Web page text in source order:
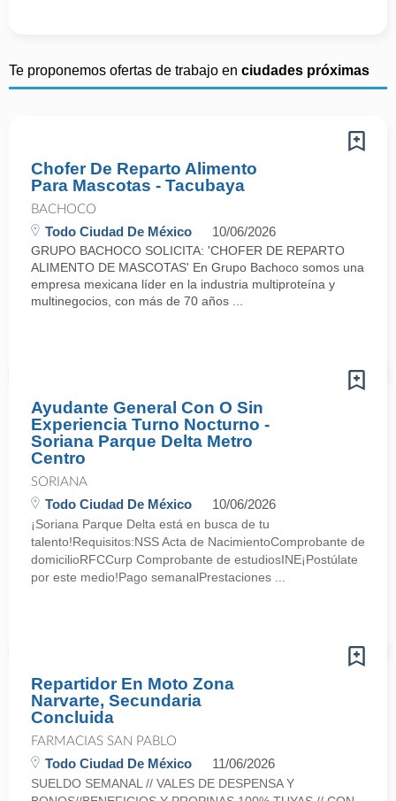
Te proponemos ofertas de trabajo en ciudades próximas
Chofer De Reparto Alimento
Para Mascotas - Tacubaya
BACHOCO
Todo Ciudad De México 10/06/2026
GRUPO BACHOCO SOLICITA: 'CHOFER DE REPARTO
ALIMENTO DE MASCOTAS' En Grupo Bachoco somos una
empresa mexicana líder en la industria multiproteína y
multinegocios, con más de 70 años ...
Ayudante General Con O Sin
Experiencia Turno Nocturno -
Soriana Parque Delta Metro
Centro
SORIANA
Todo Ciudad De México 10/06/2026
¡Soriana Parque Delta está en busca de tu
talento!Requisitos:NSS Acta de NacimientoComprobante de
domicilioRFCCurp Comprobante de estudiosINE¡Postúlate
por este medio!Pago semanalPrestaciones ...
Repartidor En Moto Zona
Narvarte, Secundaria
Concluida
FARMACIAS SAN PABLO
Todo Ciudad De México 11/06/2026
SUELDO SEMANAL // VALES DE DESPENSA Y